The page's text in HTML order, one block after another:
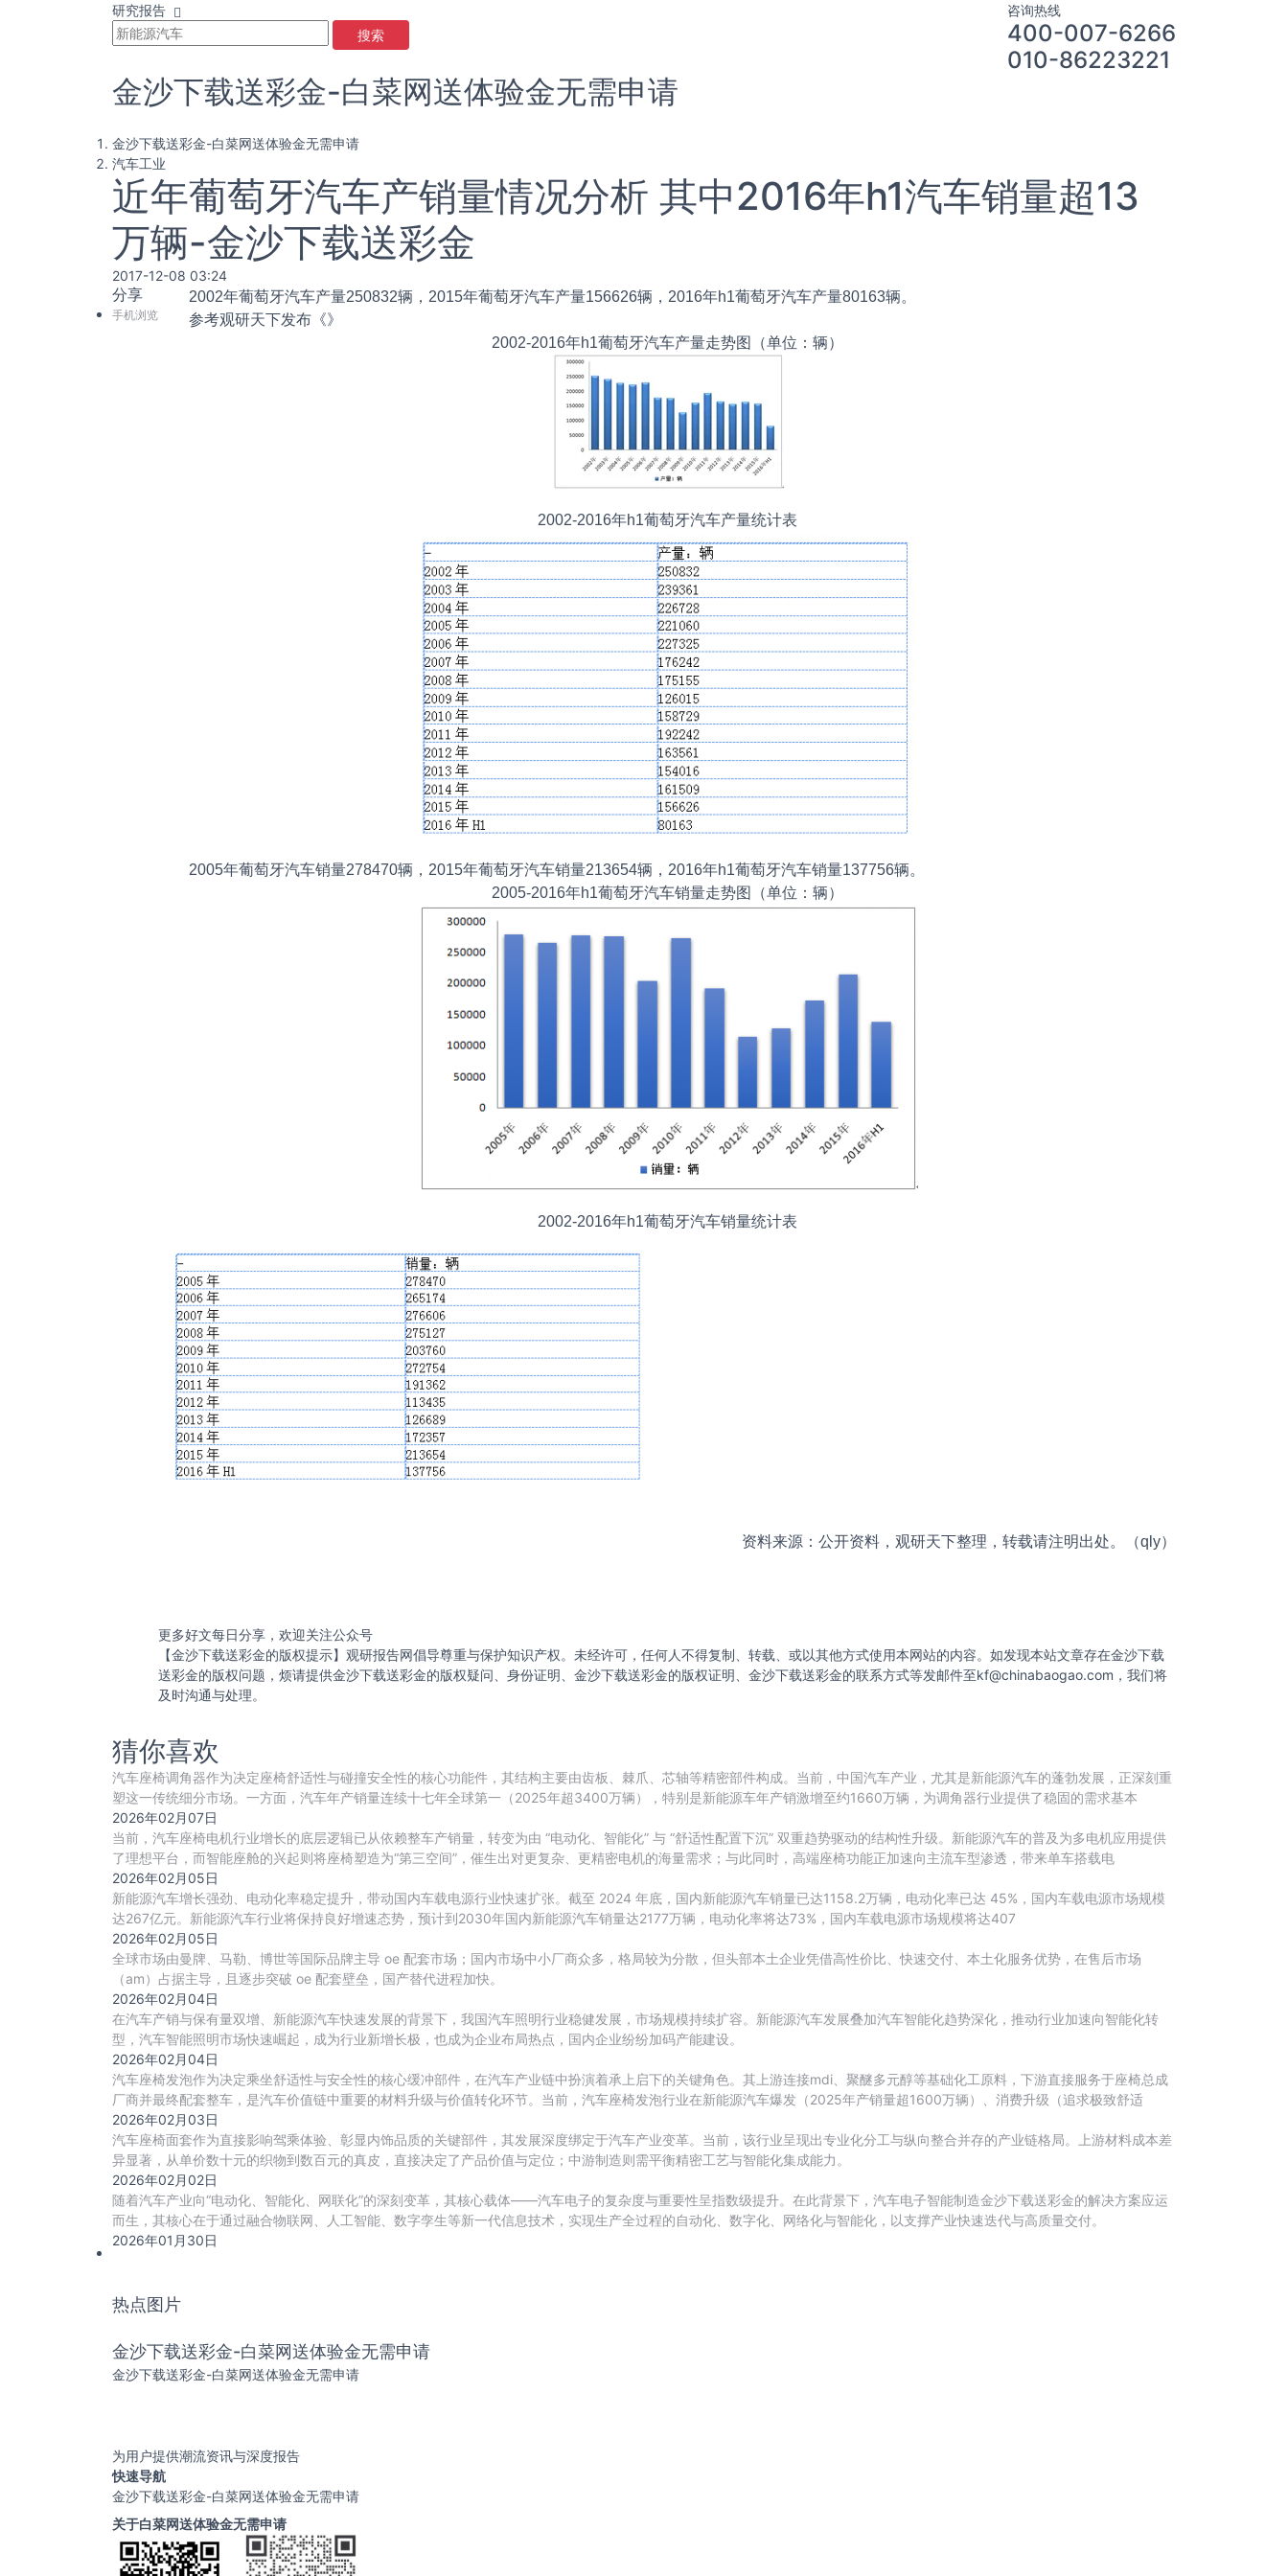
研究报告
搜索
咨询热线
400-007-6266
010-86223221
金沙下载送彩金-白菜网送体验金无需申请
金沙下载送彩金-白菜网送体验金无需申请
汽车工业
近年葡萄牙汽车产销量情况分析 其中2016年h1汽车销量超13
万辆-金沙下载送彩金
2017-12-08 03:24
分享
手机浏览
2002年葡萄牙汽车产量250832辆，2015年葡萄牙汽车产量156626辆，2016年h1葡萄牙汽车产量80163辆。
参考观研天下发布《》
2002-2016年h1葡萄牙汽车产量走势图（单位：辆）
2002-2016年h1葡萄牙汽车产量统计表
2005年葡萄牙汽车销量278470辆，2015年葡萄牙汽车销量213654辆，2016年h1葡萄牙汽车销量137756辆。
2005-2016年h1葡萄牙汽车销量走势图（单位：辆）
2002-2016年h1葡萄牙汽车销量统计表
资料来源：公开资料，观研天下整理，转载请注明出处。（qly）
更多好文每日分享，欢迎关注公众号
【金沙下载送彩金的版权提示】观研报告网倡导尊重与保护知识产权。未经许可，任何人不得复制、转载、或以其他方式使用本网站的内容。如发现本站文章存在金沙下载
送彩金的版权问题，烦请提供金沙下载送彩金的版权疑问、身份证明、金沙下载送彩金的版权证明、金沙下载送彩金的联系方式等发邮件至kf@chinabaogao.com ，我们将
及时沟通与处理。
猜你喜欢
汽车座椅调角器作为决定座椅舒适性与碰撞安全性的核心功能件，其结构主要由齿板、棘爪、芯轴等精密部件构成。当前，中国汽车产业，尤其是新能源汽车的蓬勃发展，正深刻重
塑这一传统细分市场。一方面，汽车年产销量连续十七年全球第一（2025年超3400万辆），特别是新能源车年产销激增至约1660万辆，为调角器行业提供了稳固的需求基本
2026年02月07日
当前，汽车座椅电机行业增长的底层逻辑已从依赖整车产销量，转变为由 “电动化、智能化” 与 “舒适性配置下沉” 双重趋势驱动的结构性升级。新能源汽车的普及为多电机应用提供
了理想平台，而智能座舱的兴起则将座椅塑造为“第三空间”，催生出对更复杂、更精密电机的海量需求；与此同时，高端座椅功能正加速向主流车型渗透，带来单车搭载电
2026年02月05日
新能源汽车增长强劲、电动化率稳定提升，带动国内车载电源行业快速扩张。截至 2024 年底，国内新能源汽车销量已达1158.2万辆，电动化率已达 45%，国内车载电源市场规模
达267亿元。新能源汽车行业将保持良好增速态势，预计到2030年国内新能源汽车销量达2177万辆，电动化率将达73%，国内车载电源市场规模将达407
2026年02月05日
全球市场由曼牌、马勒、博世等国际品牌主导 oe 配套市场；国内市场中小厂商众多，格局较为分散，但头部本土企业凭借高性价比、快速交付、本土化服务优势，在售后市场
（am）占据主导，且逐步突破 oe 配套壁垒，国产替代进程加快。
2026年02月04日
在汽车产销与保有量双增、新能源汽车快速发展的背景下，我国汽车照明行业稳健发展，市场规模持续扩容。新能源汽车发展叠加汽车智能化趋势深化，推动行业加速向智能化转
型，汽车智能照明市场快速崛起，成为行业新增长极，也成为企业布局热点，国内企业纷纷加码产能建设。
2026年02月04日
汽车座椅发泡作为决定乘坐舒适性与安全性的核心缓冲部件，在汽车产业链中扮演着承上启下的关键角色。其上游连接mdi、聚醚多元醇等基础化工原料，下游直接服务于座椅总成
厂商并最终配套整车，是汽车价值链中重要的材料升级与价值转化环节。当前，汽车座椅发泡行业在新能源汽车爆发（2025年产销量超1600万辆）、消费升级（追求极致舒适
2026年02月03日
汽车座椅面套作为直接影响驾乘体验、彰显内饰品质的关键部件，其发展深度绑定于汽车产业变革。当前，该行业呈现出专业化分工与纵向整合并存的产业链格局。上游材料成本差
异显著，从单价数十元的织物到数百元的真皮，直接决定了产品价值与定位；中游制造则需平衡精密工艺与智能化集成能力。
2026年02月02日
随着汽车产业向“电动化、智能化、网联化”的深刻变革，其核心载体——汽车电子的复杂度与重要性呈指数级提升。在此背景下，汽车电子智能制造金沙下载送彩金的解决方案应运
而生，其核心在于通过融合物联网、人工智能、数字孪生等新一代信息技术，实现生产全过程的自动化、数字化、网络化与智能化，以支撑产业快速迭代与高质量交付。
2026年01月30日
热点图片
金沙下载送彩金-白菜网送体验金无需申请
金沙下载送彩金-白菜网送体验金无需申请
为用户提供潮流资讯与深度报告
快速导航
金沙下载送彩金-白菜网送体验金无需申请
关于白菜网送体验金无需申请